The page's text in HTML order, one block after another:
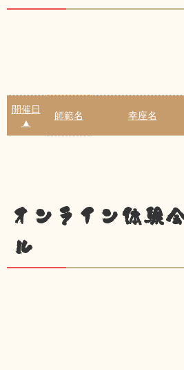
開催日
▲
師範名 幸座名
オンライン体験
ル